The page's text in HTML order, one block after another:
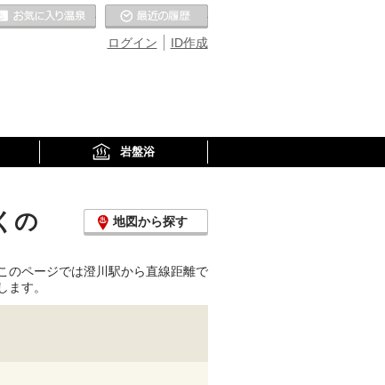
ID作成
ログイン
お気に入りの温泉
岩盤浴
の
地図から探す
のページでは澄川駅から直線距離で
す。